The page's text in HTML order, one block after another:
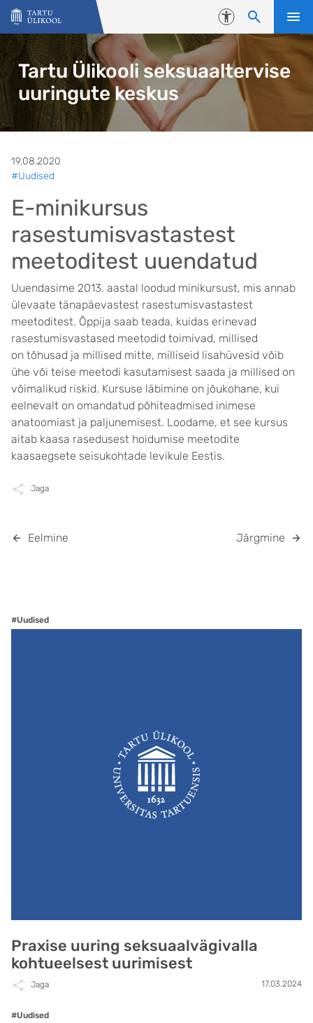
Liigu edasi põhisisu juurde
Juurdepääsetavus
Tartu Ülikooli seksuaaltervise
uuringute keskus
19.08.2020
#Uudised
E-minikursus
rasestumisvastastest
meetoditest uuendatud
Uuendasime 2013. aastal loodud minikursust, mis annab
ülevaate tänapäevastest rasestumisvastastest
meetoditest. Õppija saab teada, kuidas erinevad
rasestumisvastased meetodid toimivad, millised
on tõhusad ja millised mitte, milliseid lisahüvesid võib
ühe või teise meetodi kasutamisest saada ja millised on
võimalikud riskid. Kursuse läbimine on jõukohane, kui
eelnevalt on omandatud põhiteadmised inimese
anatoomiast ja paljunemisest. Loodame, et see kursus
aitab kaasa rasedusest hoidumise meetodite
kaasaegsete seisukohtade levikule Eestis.
Jaga
Eelmine Järgmine
#Uudised
Praxise uuring seksuaalvägivalla
kohtueelsest uurimisest
Jaga 17.03.2024
#Uudised